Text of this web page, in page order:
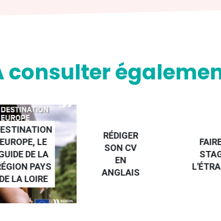
consulter
LE
DE LA
PAYS
LOIRE
RÉDIGER
SON CV
ANGLAIS
FAIRE UN
STAGE À